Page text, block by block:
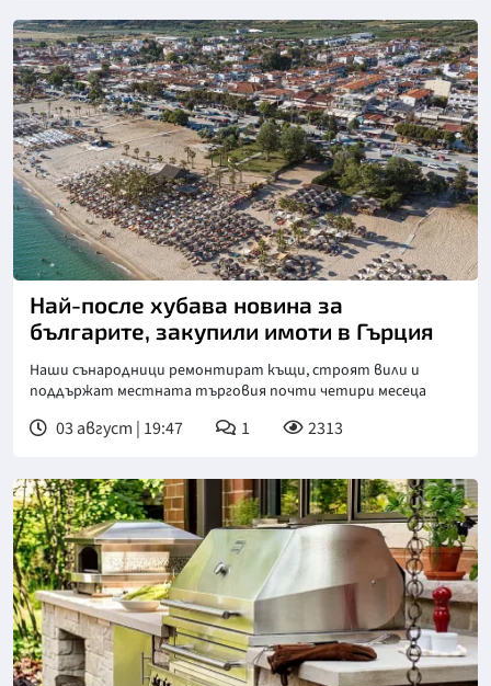
Най-после хубава новина за
българите, закупили имоти в Гърция
Наши сънародници ремонтират къщи, строят вили и
поддържат местната търговия почти четири месеца
03 август | 19:47 1 2313